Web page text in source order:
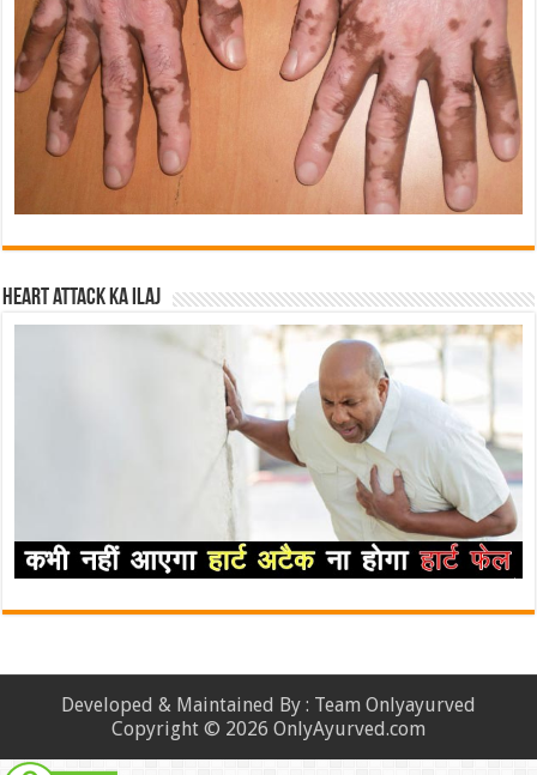
Heart attack ka ilaj
Developed & Maintained By : Team Onlyayurved
Copyright © 2026 OnlyAyurved.com